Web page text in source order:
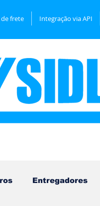
frete Integração via API
Entregadores